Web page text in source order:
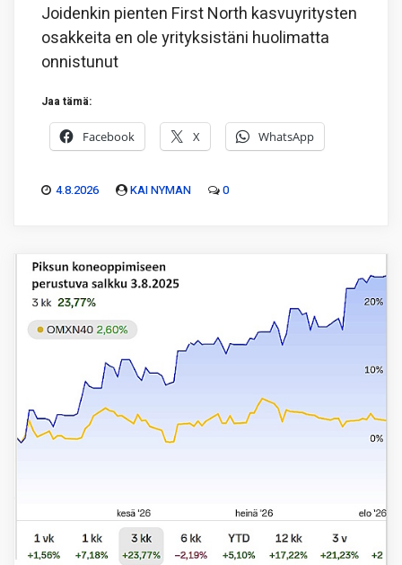
Joidenkin pienten First North kasvuyritysten
osakkeita en ole yrityksistäni huolimatta
onnistunut
Jaa tämä:
Facebook X WhatsApp
4.8.2026 KAI NYMAN 0